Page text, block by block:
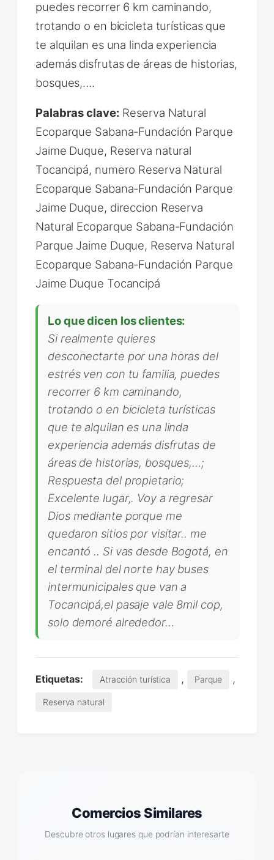
puedes recorrer 6 km caminando,
trotando o en bicicleta turísticas que
te alquilan es una linda experiencia
además disfrutas de áreas de historias,
bosques,….
Palabras clave: Reserva Natural
Ecoparque Sabana-Fundación Parque
Jaime Duque, Reserva natural
Tocancipá, numero Reserva Natural
Ecoparque Sabana-Fundación Parque
Jaime Duque, direccion Reserva
Natural Ecoparque Sabana-Fundación
Parque Jaime Duque, Reserva Natural
Ecoparque Sabana-Fundación Parque
Jaime Duque Tocancipá
Lo que dicen los clientes:
Si realmente quieres
desconectarte por una horas del
estrés ven con tu familia, puedes
recorrer 6 km caminando,
trotando o en bicicleta turísticas
que te alquilan es una linda
experiencia además disfrutas de
áreas de historias, bosques,…;
Respuesta del propietario;
Excelente lugar,. Voy a regresar
Dios mediante porque me
quedaron sitios por visitar.. me
encantó .. Si vas desde Bogotá, en
el terminal del norte hay buses
intermunicipales que van a
Tocancipá,el pasaje vale 8mil cop,
solo demoré alrededor…
Etiquetas: Atracción turística , Parque ,
Reserva natural
Comercios Similares
Descubre otros lugares que podrían interesarte